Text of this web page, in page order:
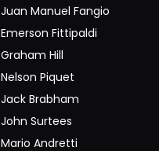
Juan Manuel Fangio
Emerson Fittipaldi
Graham Hill
Nelson Piquet
Jack Brabham
John Surtees
Mario Andretti